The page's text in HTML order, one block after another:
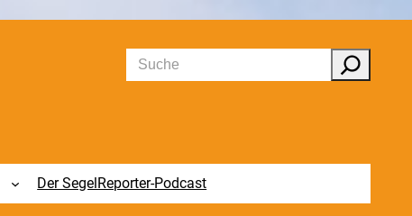
Suchen
Der SegelReporter-Podcast